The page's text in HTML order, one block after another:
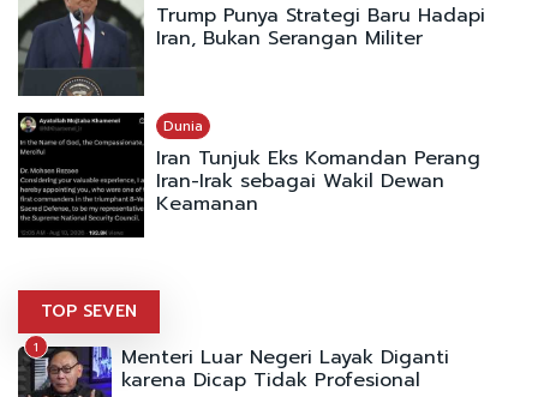
Trump Punya Strategi Baru Hadapi
Iran, Bukan Serangan Militer
Dunia
Iran Tunjuk Eks Komandan Perang
Iran-Irak sebagai Wakil Dewan
Keamanan
TOP SEVEN
1 Menteri Luar Negeri Layak Diganti
karena Dicap Tidak Profesional